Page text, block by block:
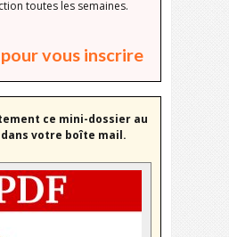
toutes les semaines.
vous inscrire
ce mini-dossier au
votre boîte mail.